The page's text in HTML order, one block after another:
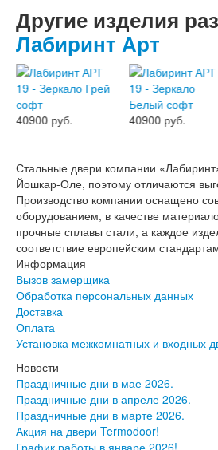
Межкомнатные двери
Двери Альберо
Альянс
Вест
Галерея
Геометрия
Графика
Лайн
Мегаполис
Мегаполис ГЛ
Неоклассика Про
Скин
Тренд
Двери ВанМарк
Шпон текстурированный
Эмалекс
Серия Дебют
Серия Синди
Серия Скай
Серия Стефани
Серия Уно
Другие изделия
Лабиринт Арт
40900 руб. 40900 руб.
Стальные двери компании
Йошкар-Оле, поэтому отличаются
Производство компании оснащено
оборудованием, в качестве
прочные сплавы стали, а каждое
соответствие европейским
Информация
Вызов замерщика
Обработка персональных данных
Доставка
Оплата
Установка межкомнатных и входных
Новости
Праздничные дни в мае 2026.
Праздничные дни в апреле 2026.
Праздничные дни в марте 2026.
Акция на двери Termodoor!
График работы в январе 2026!